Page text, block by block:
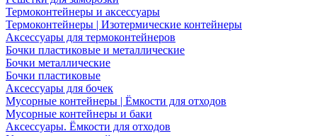
Термоконтейнеры и аксессуары
Термоконтейнеры | Изотермические контейнеры
Аксессуары для термоконтейнеров
Бочки пластиковые и металлические
Бочки металлические
Бочки пластиковые
Аксессуары для бочек
Мусорные контейнеры | Ёмкости для отходов
Мусорные контейнеры и баки
Аксессуары. Ёмкости для отходов